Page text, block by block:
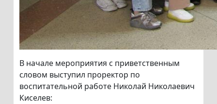
В начале мероприятия с приветственным
словом выступил проректор по
воспитательной работе Николай Николаевич
Киселев: